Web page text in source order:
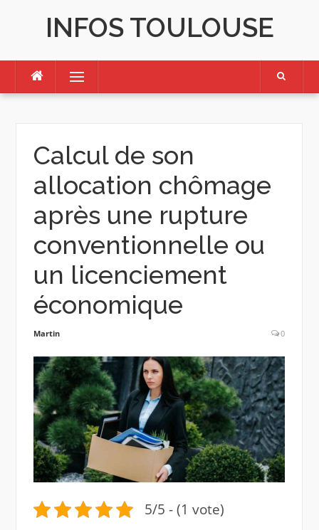
INFOS TOULOUSE
Menu
Calcul de son
allocation chômage
après une rupture
conventionnelle ou
un licenciement
économique
Martin 0
5/5 - (1 vote)